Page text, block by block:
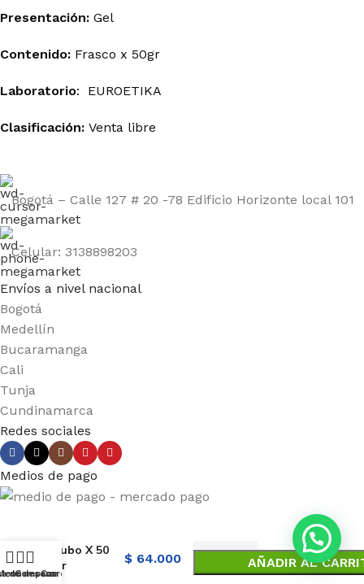
Presentación: Gel
Contenido: Frasco x 50gr
Laboratorio: EUROETIKA
Clasificación: Venta libre
Bogotá – Calle 127 # 20 -78 Edificio Horizonte local 101
Celular: 3138898203
Envíos a nivel nacional
Bogotá
Medellín
Bucaramanga
Cali
Tunja
Cundinamarca
Redes sociales
Medios de pago
Tubo X 50
Gr
Euroetika
$64.000
AÑADIR AL
de deseos
Comparar
Carro